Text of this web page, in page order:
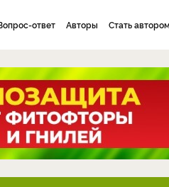
ответ Авторы Стать автором